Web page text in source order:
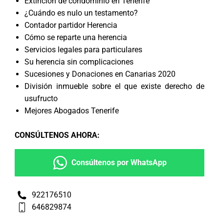
¿Cuándo es nulo un testamento?
Contador partidor Herencia
Cómo se reparte una herencia
Servicios legales para particulares
Su herencia sin complicaciones
Sucesiones y Donaciones en Canarias 2020
División inmueble sobre el que existe derecho de
usufructo
Mejores Abogados Tenerife
CONSÚLTENOS AHORA:
Consúltenos por WhatsApp
922176510
646829874